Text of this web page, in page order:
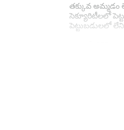
తక్కువ
సెక్యూరిటీలలో
పెట్టుబడులలో